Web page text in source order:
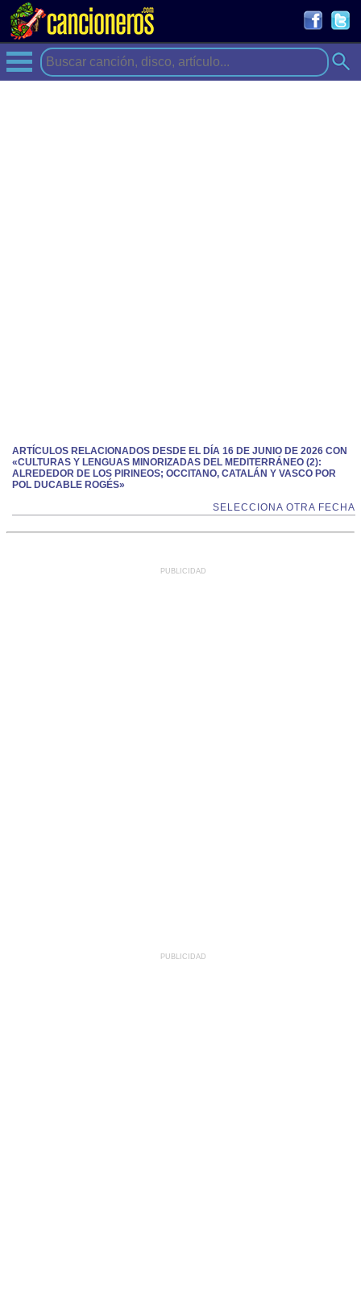
ARTÍCULOS RELACIONADOS DESDE EL DÍA 16 DE JUNIO DE 2026 CON
«CULTURAS Y LENGUAS MINORIZADAS DEL MEDITERRÁNEO (2):
ALREDEDOR DE LOS PIRINEOS; OCCITANO, CATALÁN Y VASCO POR
POL DUCABLE ROGÉS»
SELECCIONA OTRA FECHA
PUBLICIDAD
PUBLICIDAD